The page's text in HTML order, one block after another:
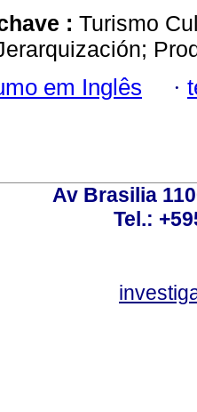
: Turismo
em Inglês ·
Av Brasilia
Tel.: